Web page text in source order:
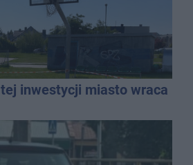
inwestycji miasto wraca